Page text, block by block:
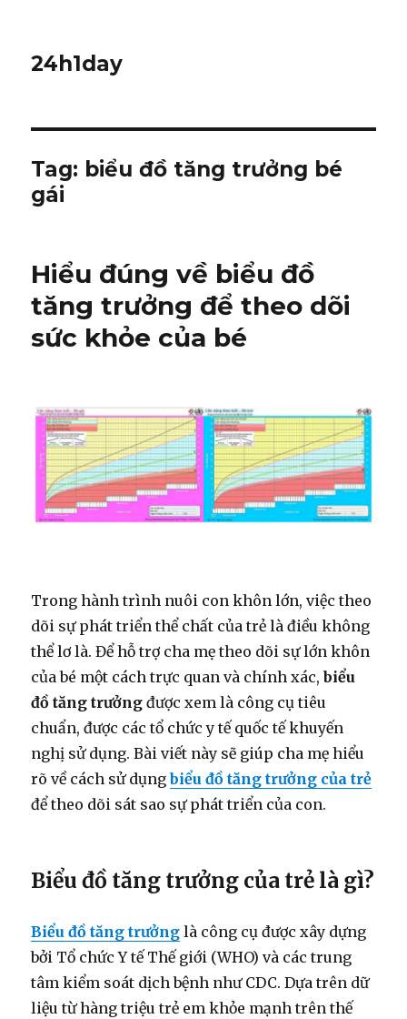
24h1day
Tag: biểu đồ tăng trưởng bé
gái
Hiểu đúng về biểu đồ
tăng trưởng để theo dõi
sức khỏe của bé
Trong hành trình nuôi con khôn lớn, việc theo
dõi sự phát triển thể chất của trẻ là điều không
thể lơ là. Để hỗ trợ cha mẹ theo dõi sự lớn khôn
của bé một cách trực quan và chính xác,biểu
đồ tăng trưởng được xem là công cụ tiêu
chuẩn, được các tổ chức y tế quốc tế khuyến
nghị sử dụng. Bài viết này sẽ giúp cha mẹ hiểu
rõ về cách sử dụngbiểu đồ tăng trưởng của trẻ
để theo dõi sát sao sự phát triển của con.
Biểu đồ tăng trưởng của trẻ là gì?
Biểu đồ tăng trưởng là công cụ được xây dựng
bởi Tổ chức Y tế Thế giới (WHO) và các trung
tâm kiểm soát dịch bệnh như CDC. Dựa trên dữ
liệu từ hàng triệu trẻ em khỏe mạnh trên thế